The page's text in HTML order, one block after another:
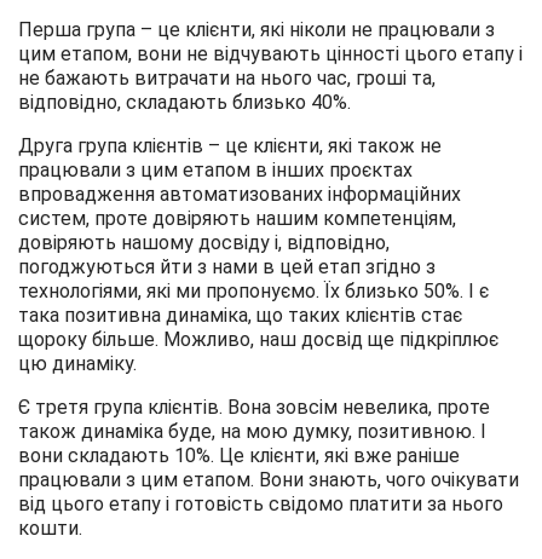
Перша група – це клієнти, які ніколи не працювали з
цим етапом, вони не відчувають цінності цього етапу і
не бажають витрачати на нього час, гроші та,
відповідно, складають близько 40%.
Друга група клієнтів – це клієнти, які також не
працювали з цим етапом в інших проєктах
впровадження автоматизованих інформаційних
систем, проте довіряють нашим компетенціям,
довіряють нашому досвіду і, відповідно,
погоджуються йти з нами в цей етап згідно з
технологіями, які ми пропонуємо. Їх близько 50%. І є
така позитивна динаміка, що таких клієнтів стає
щороку більше. Можливо, наш досвід ще підкріплює
цю динаміку.
Є третя група клієнтів. Вона зовсім невелика, проте
також динаміка буде, на мою думку, позитивною. І
вони складають 10%. Це клієнти, які вже раніше
працювали з цим етапом. Вони знають, чого очікувати
від цього етапу і готовість свідомо платити за нього
кошти.